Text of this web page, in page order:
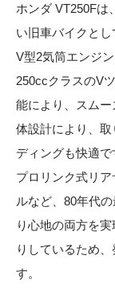
ホンダ VT250Fは
い旧車バイクと
V型2気筒エンジ
250ccクラスのV
能により、スム
体設計により、
ディングも快適で
プロリンク式リ
ルなど、80年代
り心地の両方を
りしているため
す。